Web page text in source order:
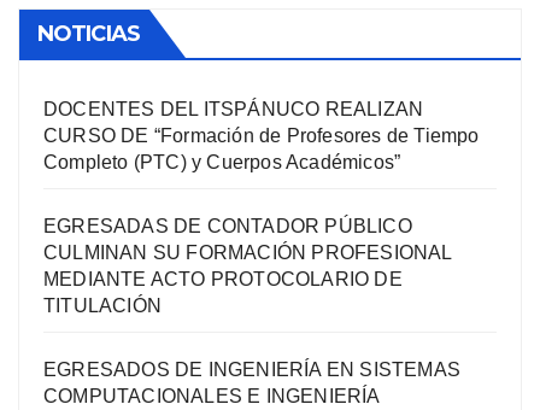
NOTICIAS
DOCENTES DEL ITSPÁNUCO REALIZAN
CURSO DE “Formación de Profesores de Tiempo
Completo (PTC) y Cuerpos Académicos”
EGRESADAS DE CONTADOR PÚBLICO
CULMINAN SU FORMACIÓN PROFESIONAL
MEDIANTE ACTO PROTOCOLARIO DE
TITULACIÓN
EGRESADOS DE INGENIERÍA EN SISTEMAS
COMPUTACIONALES E INGENIERÍA